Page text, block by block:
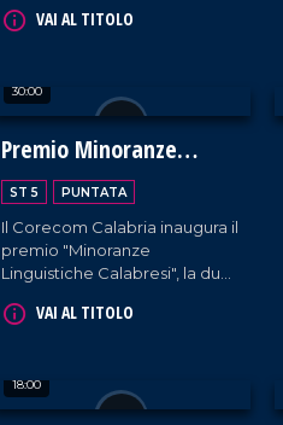
organizzata a Reggio
VAI AL TITOLO
30:00
Premio Minoranze
Linguistiche Calabresi
ST 5 PUNTATA
Il Corecom Calabria inaugura il
premio "Minoranze
Linguistiche Calabresi", la due
di promuovere l'identità della
VAI AL TITOLO
18:00